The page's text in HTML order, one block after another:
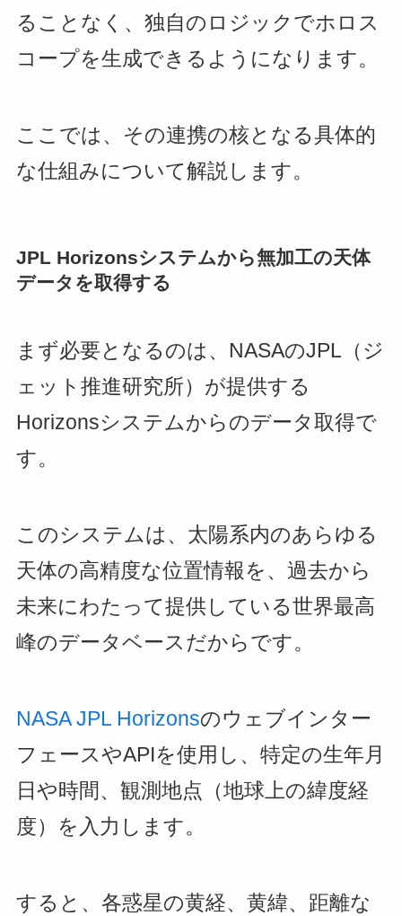
ることなく、独自のロジックでホロス
コープを生成できるようになります。
ここでは、その連携の核となる具体的
な仕組みについて解説します。
JPL Horizonsシステムから無加工の天体
データを取得する
まず必要となるのは、NASAのJPL（ジ
ェット推進研究所）が提供する
Horizonsシステムからのデータ取得で
す。
このシステムは、太陽系内のあらゆる
天体の高精度な位置情報を、過去から
未来にわたって提供している世界最高
峰のデータベースだからです。
NASA JPL Horizonsのウェブインター
フェースやAPIを使用し、特定の生年月
日や時間、観測地点（地球上の緯度経
度）を入力します。
すると、各惑星の黄経、黄緯、距離な